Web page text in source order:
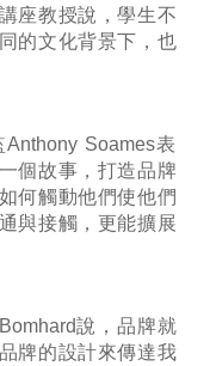
座教授說，學生不
的文化背景下，也
Soames表
個故事，打造品牌
何觸動他們使他們
與接觸，更能擴展
說，品牌就
牌的設計來傳達我